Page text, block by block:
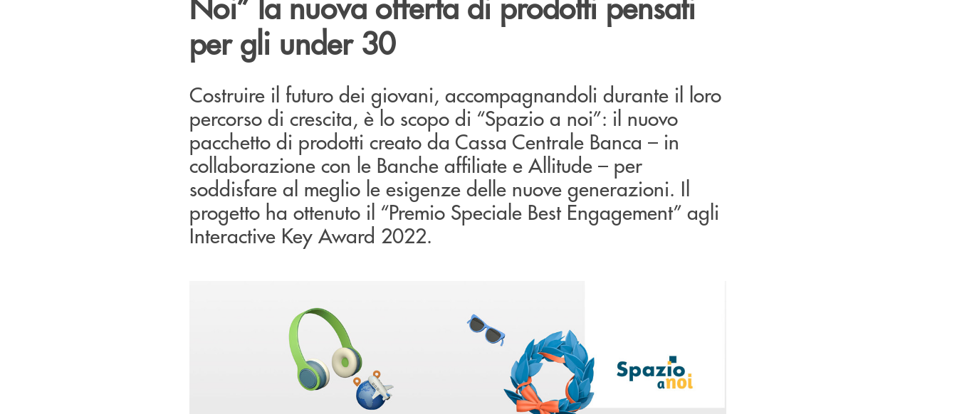
per gli under 30
Costruire il futuro dei giovani, accompagnandoli durante il loro
percorso di crescita, è lo scopo di “Spazio a noi”: il nuovo
pacchetto di prodotti creato da Cassa Centrale Banca – in
collaborazione con le Banche affiliate e Allitude – per
soddisfare al meglio le esigenze delle nuove generazioni. Il
progetto ha ottenuto il “Premio Speciale Best Engagement” agli
Interactive Key Award 2022.